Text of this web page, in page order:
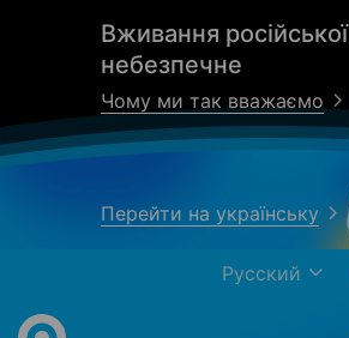
Вживання російської
небезпечне
Чому ми так вважаємо
Перейти на українську
Русский